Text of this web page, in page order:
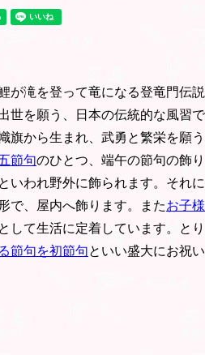
が滝を登って竜になる登竜門伝説
世を願う、日本の伝統的な風習で
旗から生まれ、武勇と繁栄を願う
節句のひとつ、端午の節句の飾り
いわれ野外に飾られます。それに
で、屋内へ飾ります。またお子様
として生活に定着しています。とり
節句を初節句といい盛大にお祝い